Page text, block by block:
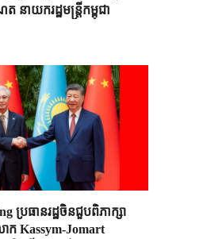
ាយករដ្ឋមន្ត្រីកម្ពុជា
ប្រធានរដ្ឋចិន​ជួបពិភាក្សា​
ក Kassym-Jomart